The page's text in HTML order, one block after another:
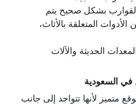
بشكل صحيح يتم
المتعلقة بالأثاث،
الحديثة والآلات
في السعودية
متميز لأنها تتواجد إلى جانب